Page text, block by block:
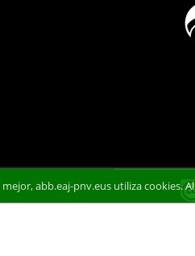
abb.eaj-pnv.eus utiliza cookies.